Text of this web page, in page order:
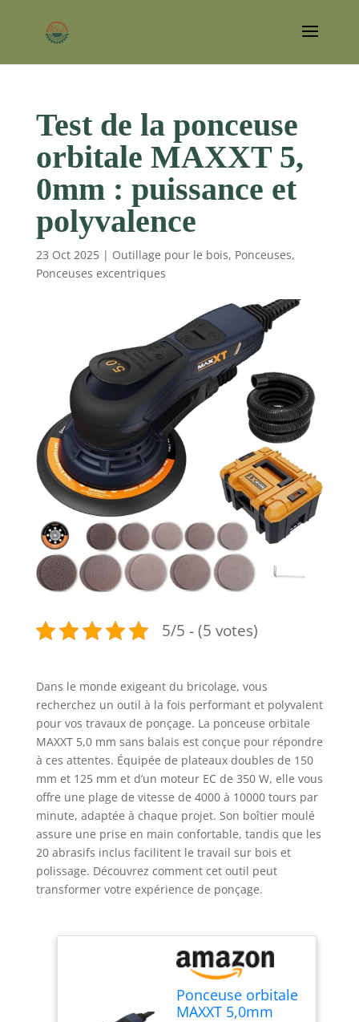
Test de la ponceuse
orbitale MAXXT 5,
0mm : puissance et
polyvalence
23 Oct 2025| Outillage pour le bois, Ponceuses,
Ponceuses excentriques
5/5 - (5 votes)
Dans le monde exigeant du bricolage, vous
recherchez un outil à la fois performant et polyvalent
pour vos travaux de ponçage. La ponceuse orbitale
MAXXT 5,0 mm sans balais est conçue pour répondre
à ces attentes. Équipée de plateaux doubles de 150
mm et 125 mm et d’un moteur EC de 350 W, elle vous
offre une plage de vitesse de 4000 à 10000 tours par
minute, adaptée à chaque projet. Son boîtier moulé
assure une prise en main confortable, tandis que les
20 abrasifs inclus facilitent le travail sur bois et
polissage. Découvrez comment cet outil peut
transformer votre expérience de ponçage.
Ponceuse orbitale
MAXXT 5,0mm